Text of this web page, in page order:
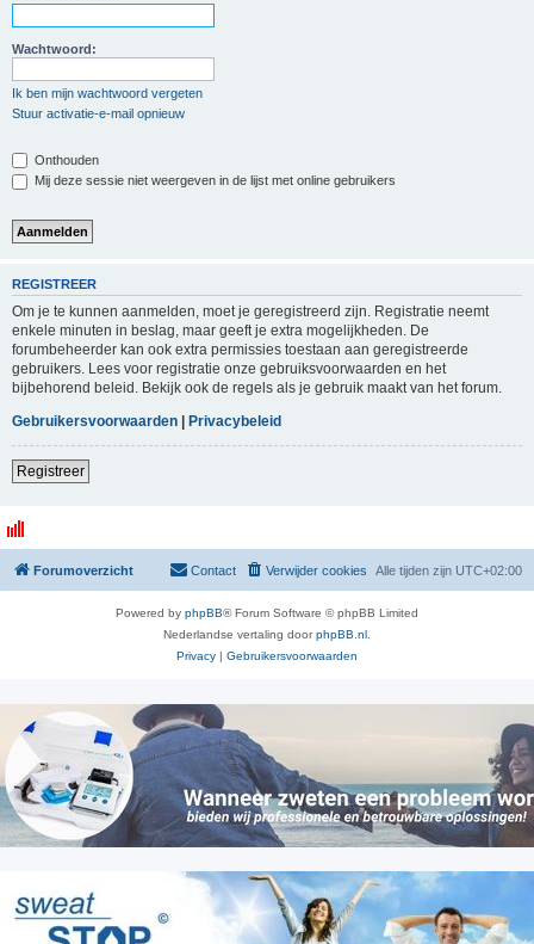
Wachtwoord:
Ik ben mijn wachtwoord vergeten
Stuur activatie-e-mail opnieuw
Onthouden
Mij deze sessie niet weergeven in de lijst met online gebruikers
REGISTREER
Om je te kunnen aanmelden, moet je geregistreerd zijn. Registratie neemt
enkele minuten in beslag, maar geeft je extra mogelijkheden. De
forumbeheerder kan ook extra permissies toestaan aan geregistreerde
gebruikers. Lees voor registratie onze gebruiksvoorwaarden en het
bijbehorend beleid. Bekijk ook de regels als je gebruik maakt van het forum.
Gebruikersvoorwaarden
Privacybeleid
Registreer
Forumoverzicht Alle tijden zijn UTC+02:00
Verwijder cookies
Contact
Powered by phpBB® Forum Software © phpBB Limited
Nederlandse vertaling doorphpBB.nl.
Privacy | Gebruikersvoorwaarden